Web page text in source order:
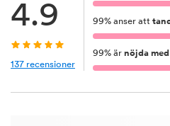
4.9
137 recensioner
99% anser att
99% är nöjda